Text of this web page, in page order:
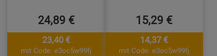
24,89 €
23,40 €
mit Code: e3oc5w99fj
15,29 €
14,37 €
mit Code: e3oc5w99fj